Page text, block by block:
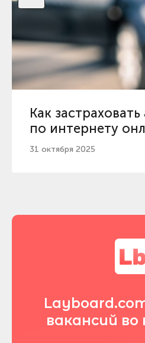
Как
по интернету
Украине?
31 октября 2025
вакансий во